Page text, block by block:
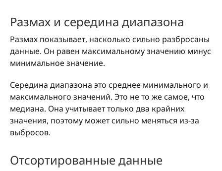
Размах и середина диапазона
Размах показывает, насколько сильно разбросаны
данные. Он равен максимальному значению минус
минимальное значение.
Середина диапазона это среднее минимального и
максимального значений. Это не то же самое, что
медиана. Она учитывает только два крайних
значения, поэтому может сильно меняться из-за
выбросов.
Отсортированные данные